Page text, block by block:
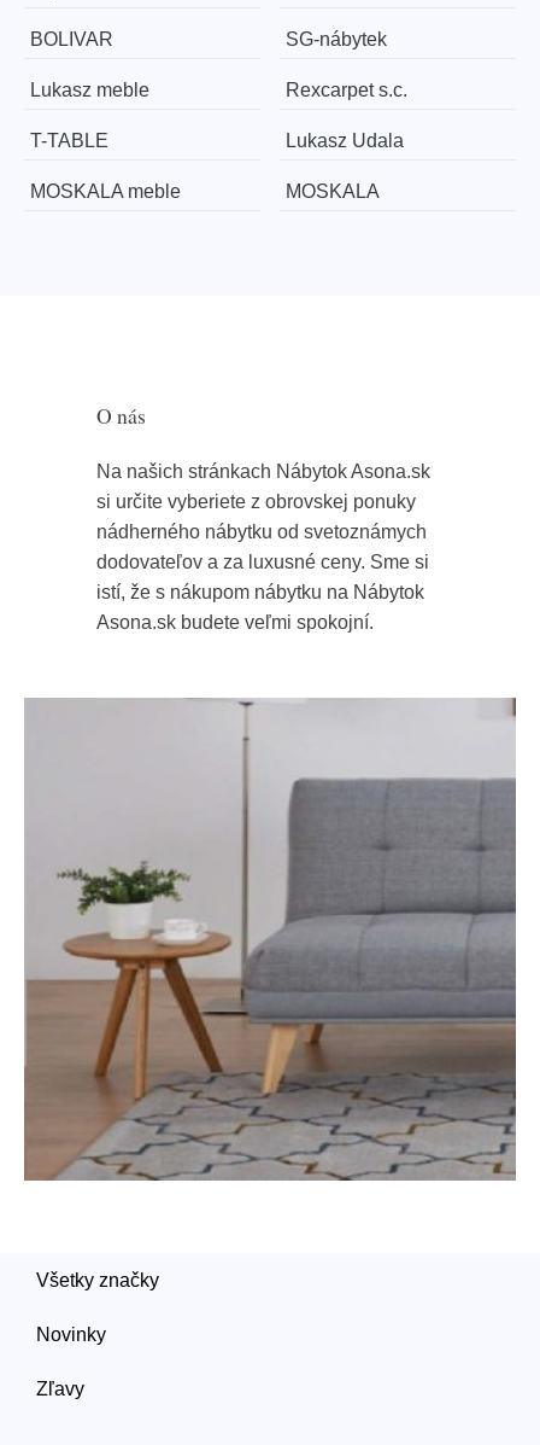
BOLIVAR SG-nábytek
Lukasz meble Rexcarpet s.c.
T-TABLE Lukasz Udala
MOSKALA meble MOSKALA
O nás
Na našich stránkach Nábytok Asona.sk
si určite vyberiete z obrovskej ponuky
nádherného nábytku od svetoznámych
dodovateľov a za luxusné ceny. Sme si
istí, že s nákupom nábytku na Nábytok
Asona.sk budete veľmi spokojní.
Všetky značky
Novinky
Zľavy